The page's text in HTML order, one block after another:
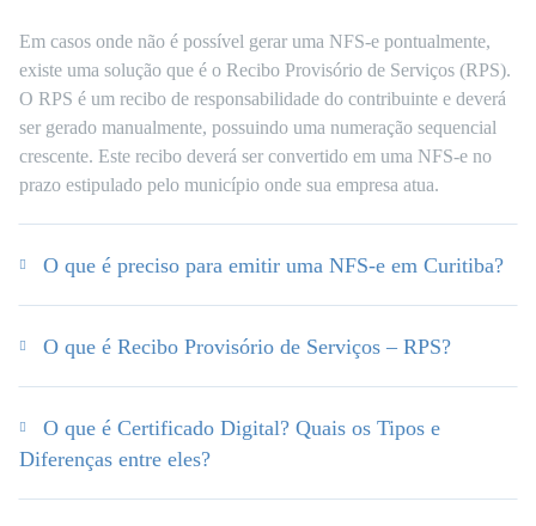
Em casos onde não é possível gerar uma NFS-e pontualmente,
existe uma solução que é o Recibo Provisório de Serviços (RPS).
O RPS é um recibo de responsabilidade do contribuinte e deverá
ser gerado manualmente, possuindo uma numeração sequencial
crescente. Este recibo deverá ser convertido em uma NFS-e no
prazo estipulado pelo município onde sua empresa atua.
O que é preciso para emitir uma NFS-e em Curitiba?
O que é Recibo Provisório de Serviços – RPS?
O que é Certificado Digital? Quais os Tipos e
Diferenças entre eles?